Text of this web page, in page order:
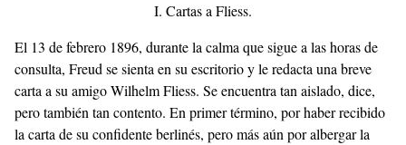
I. Cartas a Fliess.
El 13 de febrero 1896, durante la calma que sigue a las horas de
consulta, Freud se sienta en su escritorio y le redacta una breve
carta a su amigo Wilhelm Fliess. Se encuentra tan aislado, dice,
pero también tan contento. En primer término, por haber recibido
la carta de su confidente berlinés, pero más aún por albergar la